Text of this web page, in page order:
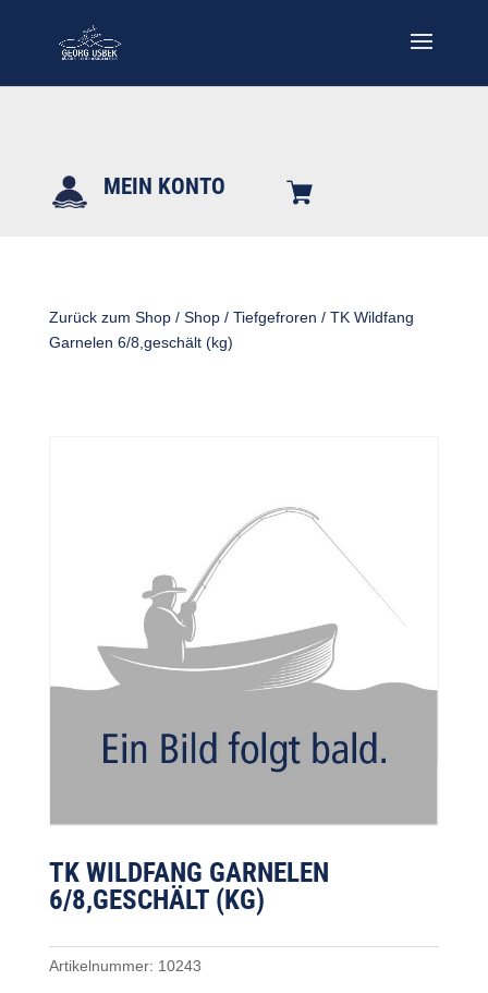
MEIN KONTO
Zurück zum Shop/ Shop/ Tiefgefroren / TK Wildfang
Garnelen 6/8,geschält (kg)
TK WILDFANG GARNELEN
6/8,GESCHÄLT (KG)
Artikelnummer: 10243